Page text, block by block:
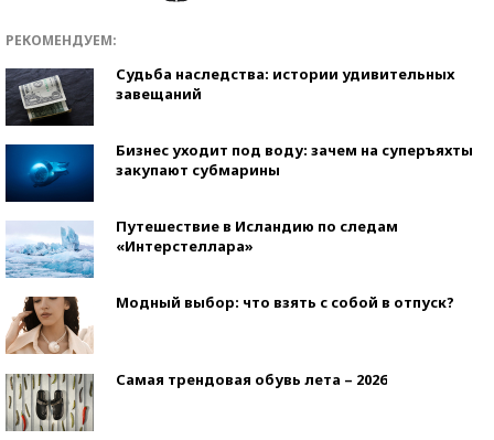
РЕКОМЕНДУЕМ:
Судьба наследства: истории удивительных
завещаний
Бизнес уходит под воду: зачем на суперъяхты
закупают субмарины
Путешествие в Исландию по следам
«Интерстеллара»
Модный выбор: что взять с собой в отпуск?
Самая трендовая обувь лета – 2026